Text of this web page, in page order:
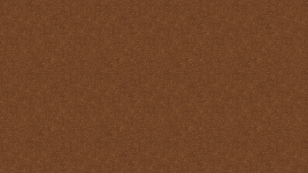
La Santa Misa y las
virtudes
La Santa Misa y los
Ángeles
La Santa Misa y los Santos
La Santa Misa y nuestra
transformación en Cristo
La suprema adoración
Las cuatro finalidades de
la Santa Misa
María Santísima y la